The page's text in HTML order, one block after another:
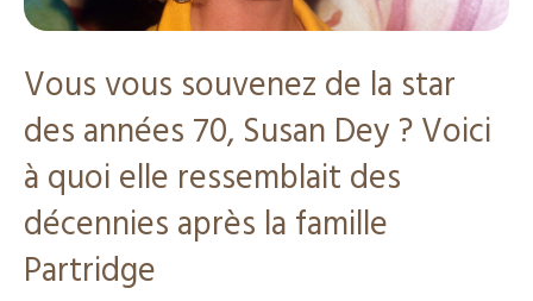
Vous vous souvenez de la star
des années 70, Susan Dey ? Voici
à quoi elle ressemblait des
décennies après la famille
Partridge